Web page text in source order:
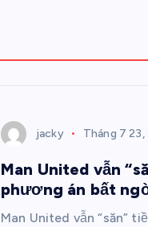
jacky Tháng 7 23,
Man United vẫn
phương án bất
Man United vẫn “săn”